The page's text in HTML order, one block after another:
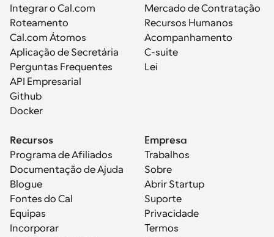
Integrar o Cal.com
Roteamento
Cal.com Átomos
Aplicação de Secretária
Perguntas Frequentes
API Empresarial
Github
Docker
Mercado de Contratação
Recursos Humanos
Acompanhamento
C-suite
Lei
Recursos
Programa de Afiliados
Documentação de Ajuda
Blogue
Fontes do Cal
Equipas
Incorporar
Empresa
Trabalhos
Sobre
Abrir Startup
Suporte
Privacidade
Termos